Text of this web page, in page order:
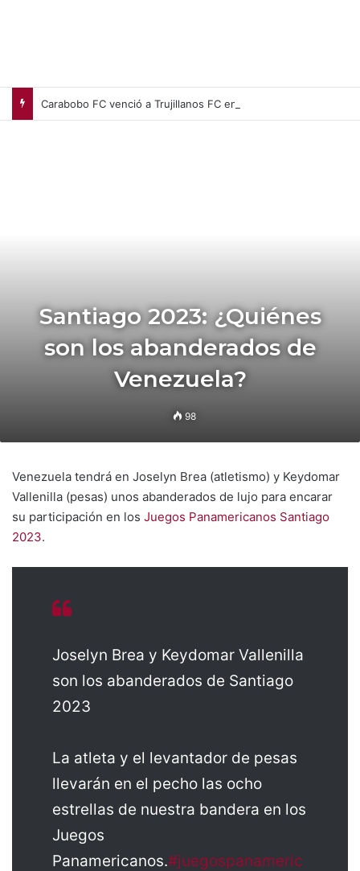
Santiago 2023: ¿Quiénes
son los abanderados de
Venezuela?
98
Venezuela tendrá en Joselyn Brea (atletismo) y Keydomar
Vallenilla (pesas) unos abanderados de lujo para encarar
su participación en los Juegos Panamericanos Santiago
2023.
Joselyn Brea y Keydomar Vallenilla
son los abanderados de Santiago
2023
La atleta y el levantador de pesas
llevarán en el pecho las ocho
estrellas de nuestra bandera en los
Juegos
Panamericanos.#juegospanameric